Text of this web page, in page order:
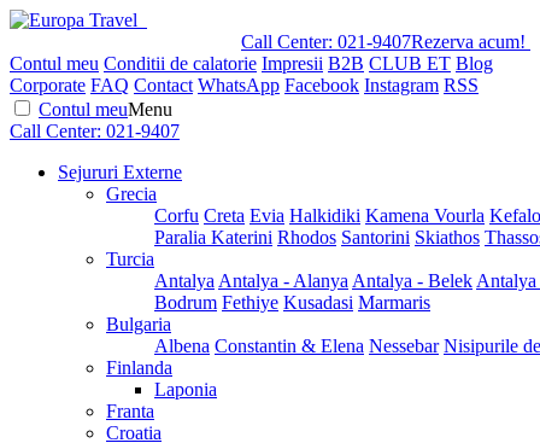
Call Center: 021-9407Rezerva acum!
Contul meu Conditii de calatorie Impresii B2B CLUB ET Blog
Corporate FAQ Contact WhatsApp Facebook Instagram RSS
Contul meuMenu
Call Center: 021-9407
Sejururi Externe
Grecia
Corfu Creta Evia Halkidiki Kamena Vourla
Paralia Katerini Rhodos Santorini Skiathos
Turcia
Antalya Antalya - Alanya Antalya - Belek
Bodrum Fethiye Kusadasi Marmaris
Bulgaria
Albena Constantin & Elena Nessebar Nisipurile
Finlanda
Laponia
Franta
Croatia